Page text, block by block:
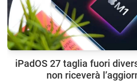
iPadOS 27 taglia fuori
non riceverà